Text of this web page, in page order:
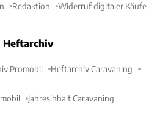
Redaktion Widerruf digitaler Käufe
Heftarchiv
Promobil Heftarchiv Caravaning
Jahresinhalt Caravaning